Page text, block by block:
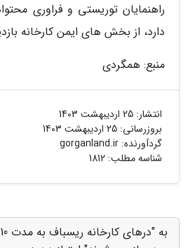
راهنمایان توریستی و فراوری
دارد، از بخش های ایمن کارخانه
منبع: همگردی
انتشار: 25 اردیبهشت 1403
بروزرسانی: 25 اردیبهشت 1403
گردآورنده: gorganland.ir
شناسه مطلب: 1812